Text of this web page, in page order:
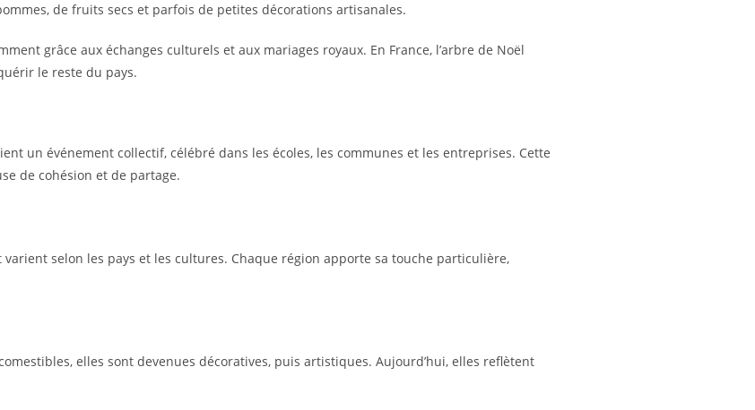
de fruits secs et parfois de petites décorations artisanales.
grâce aux échanges culturels et aux mariages royaux. En France, l’arbre de Noël
le reste du pays.
un événement collectif, célébré dans les écoles, les communes et les entreprises. Cette
de cohésion et de partage.
selon les pays et les cultures. Chaque région apporte sa touche particulière,
elles sont devenues décoratives, puis artistiques. Aujourd’hui, elles reflètent